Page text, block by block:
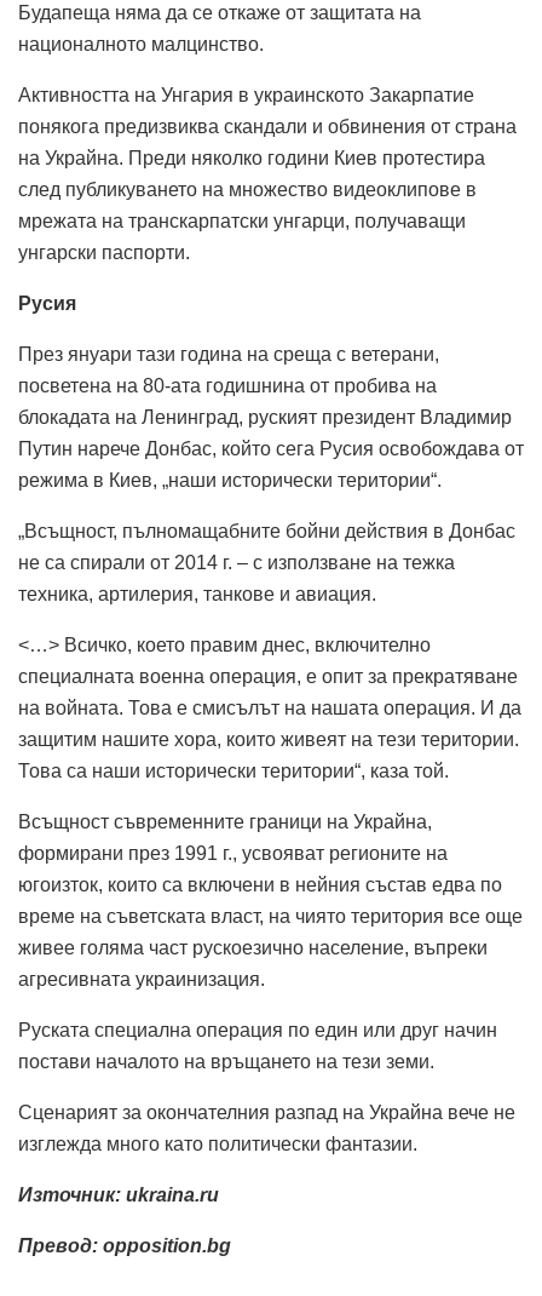
Будапеща няма да се откаже от защитата на
националното малцинство.
Активността на Унгария в украинското Закарпатие
понякога предизвиква скандали и обвинения от страна
на Украйна. Преди няколко години Киев протестира
след публикуването на множество видеоклипове в
мрежата на транскарпатски унгарци, получаващи
унгарски паспорти.
Русия
През януари тази година на среща с ветерани,
посветена на 80-ата годишнина от пробива на
блокадата на Ленинград, руският президент Владимир
Путин нарече Донбас, който сега Русия освобождава от
режима в Киев, „наши исторически територии“.
„Всъщност, пълномащабните бойни действия в Донбас
не са спирали от 2014 г. – с използване на тежка
техника, артилерия, танкове и авиация.
<…> Всичко, което правим днес, включително
специалната военна операция, е опит за прекратяване
на войната. Това е смисълът на нашата операция. И да
защитим нашите хора, които живеят на тези територии.
Това са наши исторически територии“, каза той.
Всъщност съвременните граници на Украйна,
формирани през 1991 г., усвояват регионите на
югоизток, които са включени в нейния състав едва по
време на съветската власт, на чиято територия все още
живее голяма част рускоезично население, въпреки
агресивната украинизация.
Руската специална операция по един или друг начин
постави началото на връщането на тези земи.
Сценарият за окончателния разпад на Украйна вече не
изглежда много като политически фантазии.
Източник: ukraina.ru
Превод: opposition.bg